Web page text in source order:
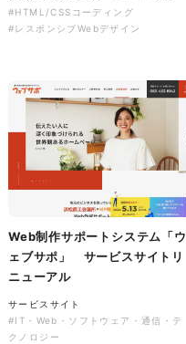
#イラスト
#エコ・環境
株式会社バスコフーズ様
FRUITFRUIT SNACK パッケ
ージデザイン
パッケージ
#食品・飲食
#パッケージデザイン
#HTML/CSSコーディング
#レスポンシブWebデザイン
Web制作サポートシステム「ウ
ェブサポ」 サービスサイトリ
ニューアル
サービスサイト
#IT・Web・ソフトウェア・通信・テ
クノロジー